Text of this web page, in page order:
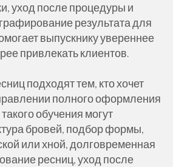
уход после процедуры и
результата для
выпускнику увереннее
привлекать клиентов.
подходят тем, кто хочет
полного оформления
обучения могут
бровей, подбор формы,
или хной, долговременная
ресниц, уход после